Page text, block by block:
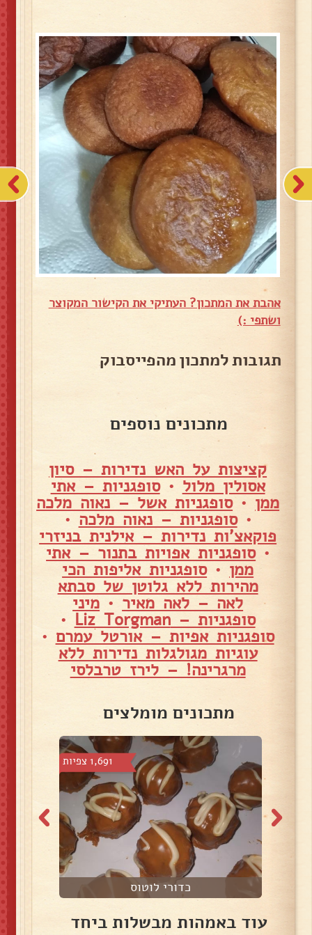
אהבת את המתכון? העתיקי את הקישור המקוצר
ושתפי :)
תגובות למתכון מהפייסבוק
מתכונים נוספים
קציצות על האש נדירות – סיון
אסולין מלול •סופגניות – אתי
ממן •סופגניות אשל – נאוה מלכה
•סופגניות – נאוה מלכה •
פוקאצ'ות נדירות – אילנית בניזרי
•סופגניות אפויות בתנור – אתי
ממן •סופגניות אליפות הכי
מהירות ללא גלוטן של סבתא
לאה – לאה מאיר • מיני
סופגניות – Liz Torgman •
סופגניות אפיות – אורטל עמרם •
עוגיות מגולגלות נדירות ללא
מרגרינה! – לירז טרבלסי
מתכונים מומלצים
1,691 צפיות
כדורי לוטוס
עוד באמהות מבשלות ביחד